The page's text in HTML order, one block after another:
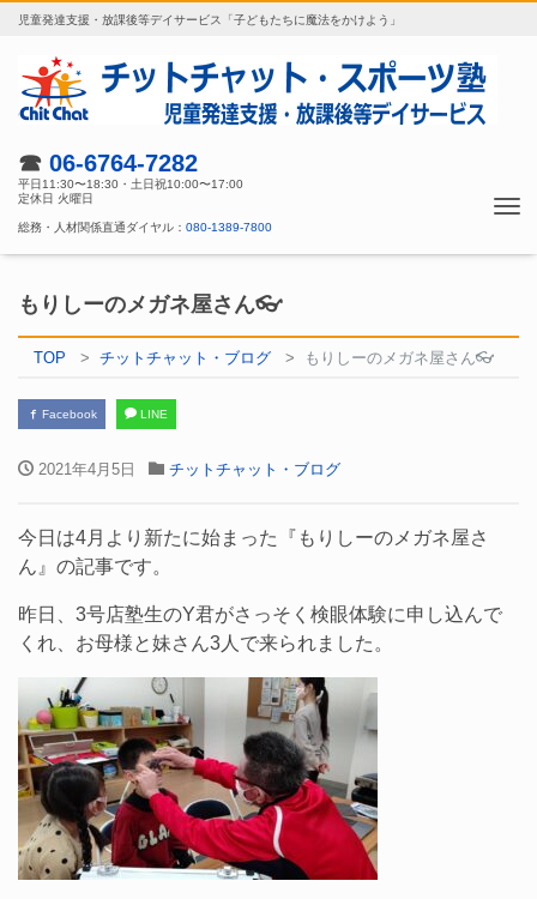
児童発達支援・放課後等デイサービス「子どもたちに魔法をかけよう」
☎ 06-6764-7282
平日11:30〜18:30・土日祝10:00〜17:00
定休日 火曜日
総務・人材関係直通ダイヤル： 080-1389-7800
もりしーのメガネ屋さん👓
TOP チットチャット・ブログ もりしーのメガネ屋さん👓
Facebook LINE
2021年4月5日 チットチャット・ブログ
今日は4月より新たに始まった『もりしーのメガネ屋さ
ん』の記事です。
昨日、3号店塾生のY君がさっそく検眼体験に申し込んで
くれ、お母様と妹さん3人で来られました。